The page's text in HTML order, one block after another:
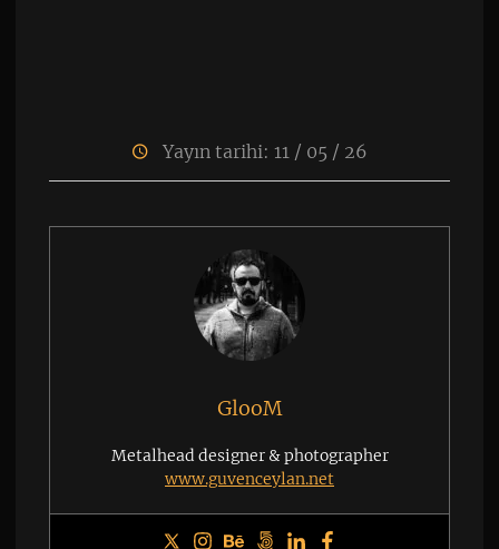
Yayın tarihi: 11 / 05 / 26
GlooM
Metalhead designer & photographer
www.guvenceylan.net